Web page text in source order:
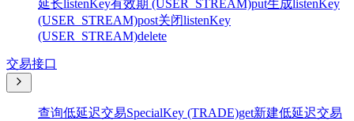
延长listenKey有效期 (USER_STREAM)put生成listenKey
(USER_STREAM)post关闭listenKey
(USER_STREAM)delete
交易接口
查询低延迟交易SpecialKey (TRADE)get新建低延迟交易